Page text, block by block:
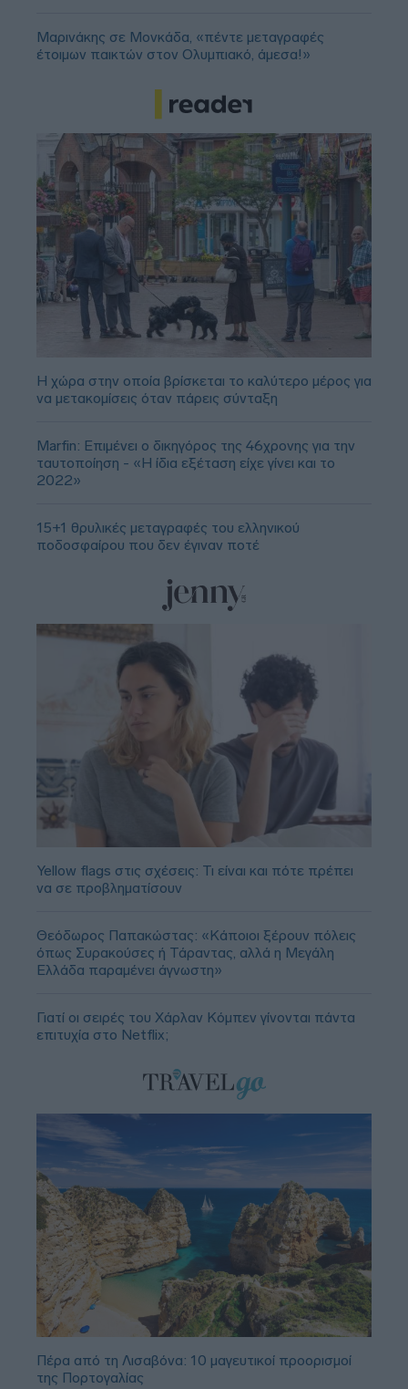
Μαρινάκης σε Μονκάδα, «πέντε μεταγραφές
έτοιμων παικτών στον Ολυμπιακό, άμεσα!»
Η χώρα στην οποία βρίσκεται το καλύτερο μέρος για
να μετακομίσεις όταν πάρεις σύνταξη
Marfin: Επιμένει ο δικηγόρος της 46χρονης για την
ταυτοποίηση - «Η ίδια εξέταση είχε γίνει και το
2022»
15+1 θρυλικές μεταγραφές του ελληνικού
ποδοσφαίρου που δεν έγιναν ποτέ
Yellow flags στις σχέσεις: Τι είναι και πότε πρέπει
να σε προβληματίσουν
Θεόδωρος Παπακώστας: «Κάποιοι ξέρουν πόλεις
όπως Συρακούσες ή Τάραντας, αλλά η Μεγάλη
Ελλάδα παραμένει άγνωστη»
Γιατί οι σειρές του Χάρλαν Κόμπεν γίνονται πάντα
επιτυχία στο Netflix;
Πέρα από τη Λισαβόνα: 10 μαγευτικοί προορισμοί
της Πορτογαλίας